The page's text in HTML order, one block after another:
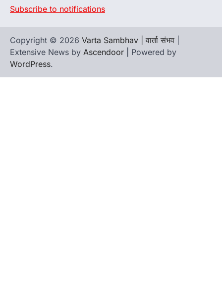
Subscribe to notifications
Copyright © 2026 Varta Sambhav | वार्ता संभव
Extensive News by Ascendoor | Powered by
WordPress.